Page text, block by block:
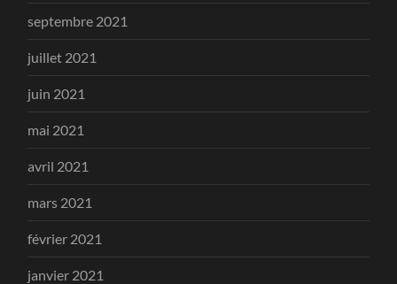
septembre 2021
juillet 2021
juin 2021
mai 2021
avril 2021
mars 2021
février 2021
janvier 2021